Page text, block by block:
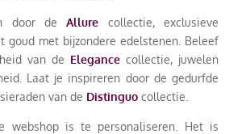
door deAllure collectie, exclusieve
goud met bijzondere edelstenen. Beleef
van de Elegancecollectie, juwelen
Laat je inspireren door de gedurfde
van de Distinguo collectie.
webshop is te personaliseren. Het is